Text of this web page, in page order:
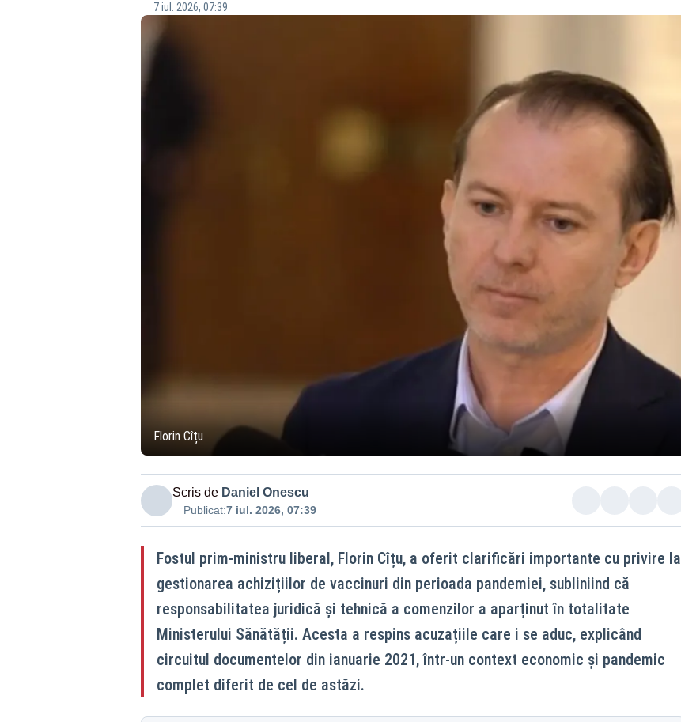
7 iul. 2026, 07:39
Florin Cîțu
Scris de Daniel Onescu
Publicat:7 iul. 2026, 07:39
Fostul prim-ministru liberal, Florin Cîțu, a oferit clarificări importante cu privire la
gestionarea achizițiilor de vaccinuri din perioada pandemiei, subliniind că
responsabilitatea juridică și tehnică a comenzilor a aparținut în totalitate
Ministerului Sănătății. Acesta a respins acuzațiile care i se aduc, explicând
circuitul documentelor din ianuarie 2021, într-un context economic și pandemic
complet diferit de cel de astăzi.